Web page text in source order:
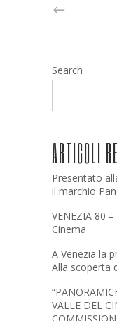
Search
ARTICOLI
Presentato
il marchio
VENEZIA 80
Cinema
A Venezia la
Alla scoperta
VALLE DEL